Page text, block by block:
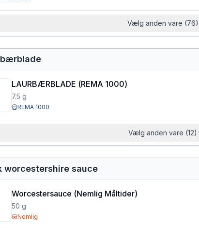
Vælg anden vare (76)
LAURBÆRBLADE (REMA 1000)
7.5 g
REMA 1000
Vælg anden vare (12)
worcestershire sauce
Worcestersauce (Nemlig Måltider)
50 g
Nemlig